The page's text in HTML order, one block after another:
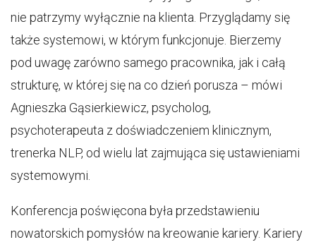
nie patrzymy wyłącznie na klienta. Przyglądamy się
także systemowi, w którym funkcjonuje. Bierzemy
pod uwagę zarówno samego pracownika, jak i całą
strukturę, w której się na co dzień porusza – mówi
Agnieszka Gąsierkiewicz, psycholog,
psychoterapeuta z doświadczeniem klinicznym,
trenerka NLP, od wielu lat zajmująca się ustawieniami
systemowymi.
Konferencja poświęcona była przedstawieniu
nowatorskich pomysłów na kreowanie kariery. Kariery